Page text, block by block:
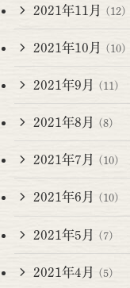
2021年11月 (12)
2021年10月 (10)
2021年9月 (11)
2021年8月 (8)
2021年7月 (10)
2021年6月 (10)
2021年5月 (7)
2021年4月 (5)